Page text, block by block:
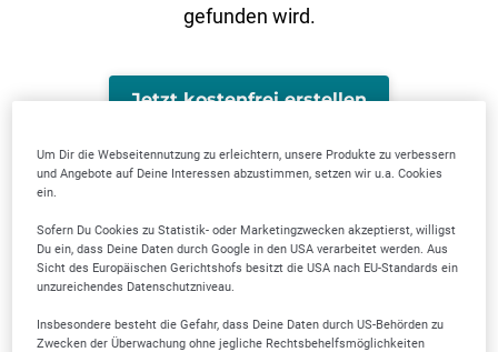
gefunden wird.
Jetzt kostenfrei erstellen
Um Dir die Webseitennutzung zu erleichtern, unsere Produkte zu verbessern
und Angebote auf Deine Interessen abzustimmen, setzen wir u.a. Cookies
ein.
Sofern Du Cookies zu Statistik- oder Marketingzwecken akzeptierst, willigst
Du ein, dass Deine Daten durch Google in den USA verarbeitet werden. Aus
Sicht des Europäischen Gerichtshofs besitzt die USA nach EU-Standards ein
unzureichendes Datenschutzniveau.
Insbesondere besteht die Gefahr, dass Deine Daten durch US-Behörden zu
Zwecken der Überwachung ohne jegliche Rechtsbehelfsmöglichkeiten